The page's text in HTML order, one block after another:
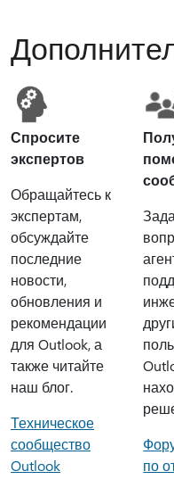
Спросите
экспертов
Обращайтесь к
экспертам,
обсуждайте
последние
новости,
обновления и
рекомендации
для Outlook, а
также читайте
наш блог.
Техническое
сообщество
Outlook
по